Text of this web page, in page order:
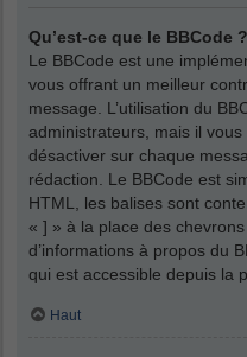
Qu’est-ce que le BBCode ?
Le BBCode est une
vous offrant un meilleur
message. L’utilisation du
administrateurs, mais il
désactiver sur chaque
rédaction. Le BBCode est
HTML, les balises sont
« ] » à la place des
d’informations à propos du
qui est accessible depuis la
Haut